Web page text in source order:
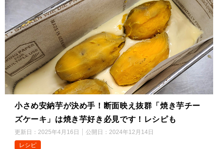
小さめ安納芋が決め手！断面映え抜群「焼き芋チー
ズケーキ」は焼き芋好き必見です！レシピも
更新日： 2025年4月16日 公開日： 2024年12月14日
レシピ